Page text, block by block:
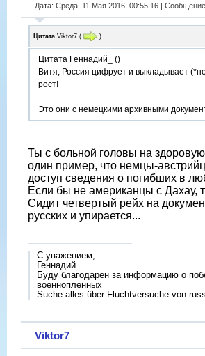
Дата: Среда, 11 Мая 2016, 00:55:16 |
Цитата Viktor7 ( )
Цитата Геннадий_ ()
Витя, Россия цифрует и выкладывает
рост!
Это они с немецкими архивными
Ты с больной головы на
один пример, что немцы-
доступ сведения о погибших в
Если бы не американцы с Дахау,
Сидит четвертый рейх на
русских и упирается...
С уважением,
Геннадий
Буду благодарен за информацию о
военнопленных
Suche alles über Fluchtversuche von
Viktor7